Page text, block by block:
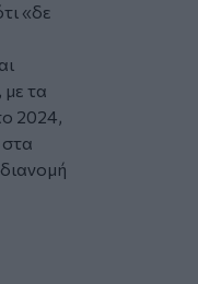
«δε
τα
2024,